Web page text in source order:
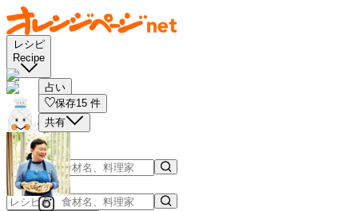
レシピ
Recipe
占い
保存15 件
共有